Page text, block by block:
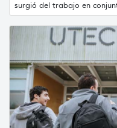
surgió del trabajo en